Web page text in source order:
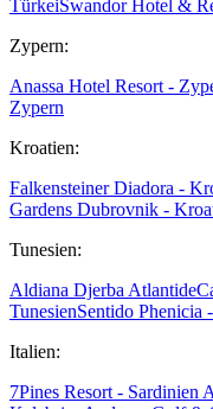
TürkeiSwandor Hotel &
Zypern:
Anassa Hotel Resort -
Zypern
Kroatien:
Falkensteiner Diadora -
Gardens Dubrovnik -
Tunesien:
Aldiana Djerba Atlantide
TunesienSentido Phenicia
Italien:
7Pines Resort - Sardinien